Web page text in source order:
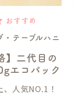
おすすめ
・テーブルハニ
】二代目の
エコパック
人気NO.1！